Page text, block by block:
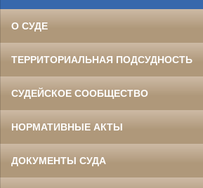
О СУДЕ
ТЕРРИТОРИАЛЬНАЯ ПОДСУДНОСТЬ
СУДЕЙСКОЕ СООБЩЕСТВО
НОРМАТИВНЫЕ АКТЫ
ДОКУМЕНТЫ СУДА